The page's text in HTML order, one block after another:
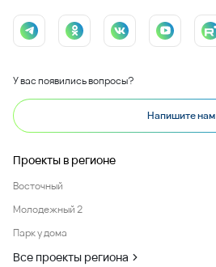
У вас появились вопросы?
Напишите нам
Проекты в регионе
Восточный
Молодежный 2
Парк у дома
Все проекты региона